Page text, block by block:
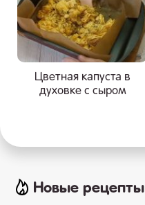
Цветная капуста в
духовке с сыром
Новые рецепты